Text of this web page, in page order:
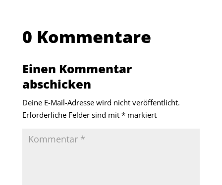
0 Kommentare
Einen Kommentar
abschicken
Deine E-Mail-Adresse wird nicht veröffentlicht.
Erforderliche Felder sind mit *markiert